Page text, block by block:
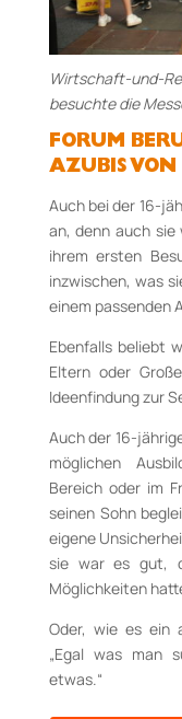
Wirtschaft-und-
besuchte die
FORUM
AZUBIS VON
Auch bei der 16-
an, denn auch
ihrem ersten
inzwischen, was
einem passenden
Ebenfalls beliebt
Eltern oder
Ideenfindung zur
Auch der 16-
möglichen
Bereich oder im
seinen Sohn
eigene
sie war es gut,
Möglichkeiten
Oder, wie es ein
„Egal was man
etwas.“